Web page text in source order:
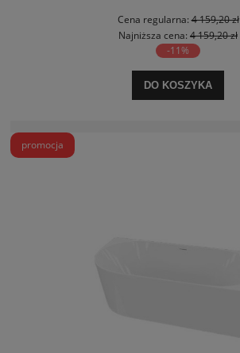
Cena regularna:4 159,20 zł
Najniższa cena: 4 159,20 zł
-11%
DO KOSZYKA
promocja